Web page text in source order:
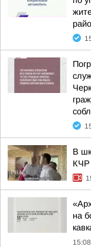
В
КЧР
на
15:08